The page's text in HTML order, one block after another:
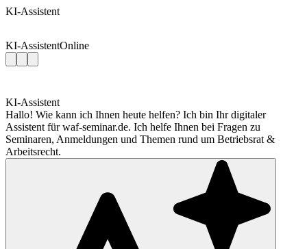
KI-Assistent
KI-AssistentOnline
KI-Assistent
Hallo! Wie kann ich Ihnen heute helfen? Ich bin Ihr digitaler
Assistent für waf-seminar.de. Ich helfe Ihnen bei Fragen zu
Seminaren, Anmeldungen und Themen rund um Betriebsrat &
Arbeitsrecht.